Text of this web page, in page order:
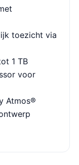
toezicht via
1 TB
voor
Atmos®